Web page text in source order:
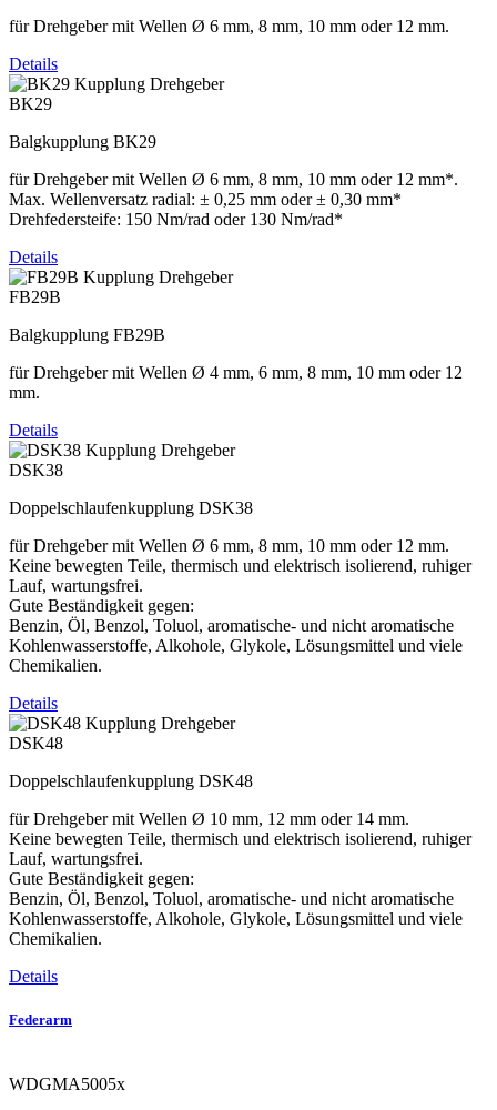
für Drehgeber mit Wellen Ø 6 mm, 8 mm, 10 mm oder 12 mm.
Details
BK29
Balgkupplung BK29
für Drehgeber mit Wellen Ø 6 mm, 8 mm, 10 mm oder 12 mm*.
Max. Wellenversatz radial: ± 0,25 mm oder ± 0,30 mm*
Drehfedersteife: 150 Nm/rad oder 130 Nm/rad*
Details
FB29B
Balgkupplung FB29B
für Drehgeber mit Wellen Ø 4 mm, 6 mm, 8 mm, 10 mm oder 12
mm.
Details
DSK38
Doppelschlaufenkupplung DSK38
für Drehgeber mit Wellen Ø 6 mm, 8 mm, 10 mm oder 12 mm.
Keine bewegten Teile, thermisch und elektrisch isolierend, ruhiger
Lauf, wartungsfrei.
Gute Beständigkeit gegen:
Benzin, Öl, Benzol, Toluol, aromatische- und nicht aromatische
Kohlenwasserstoffe, Alkohole, Glykole, Lösungsmittel und viele
Chemikalien.
Details
DSK48
Doppelschlaufenkupplung DSK48
für Drehgeber mit Wellen Ø 10 mm, 12 mm oder 14 mm.
Keine bewegten Teile, thermisch und elektrisch isolierend, ruhiger
Lauf, wartungsfrei.
Gute Beständigkeit gegen:
Benzin, Öl, Benzol, Toluol, aromatische- und nicht aromatische
Kohlenwasserstoffe, Alkohole, Glykole, Lösungsmittel und viele
Chemikalien.
Details
Federarm
WDGMA5005x